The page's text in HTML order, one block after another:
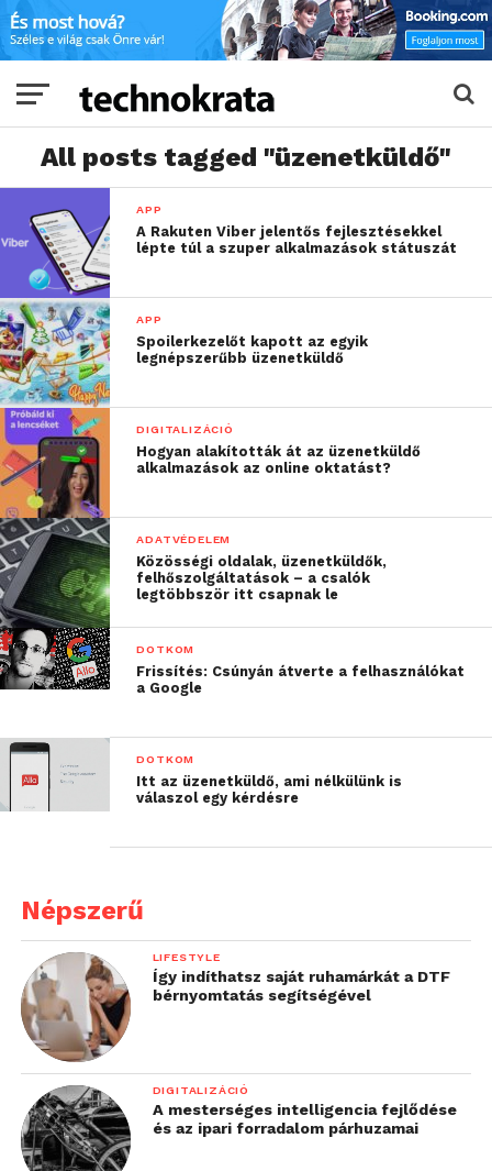
All posts tagged "üzenetküldő"
APP
A Rakuten Viber jelentős fejlesztésekkel
lépte túl a szuper alkalmazások státuszát
APP
Spoilerkezelőt kapott az egyik
legnépszerűbb üzenetküldő
DIGITALIZÁCIÓ
Hogyan alakították át az üzenetküldő
alkalmazások az online oktatást?
ADATVÉDELEM
Közösségi oldalak, üzenetküldők,
felhőszolgáltatások – a csalók
legtöbbször itt csapnak le
DOTKOM
Frissítés: Csúnyán átverte a felhasználókat
a Google
DOTKOM
Itt az üzenetküldő, ami nélkülünk is
válaszol egy kérdésre
Népszerű
LIFESTYLE
Így indíthatsz saját ruhamárkát a DTF
bérnyomtatás segítségével
DIGITALIZÁCIÓ
A mesterséges intelligencia fejlődése
és az ipari forradalom párhuzamai